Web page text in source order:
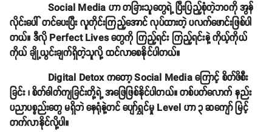
Social Media ဟာ တခြားသူတွေရဲ့ ပြီးပြည့်စုံတဲ့ဘဝကို အွန်
လိုင်းပေါ် တင်ပေးပြီး လူတိုင်းကြည့်အောင် လုပ်ထားတဲ့ ပလက်ဖောင်းဖြစ်ပါ
တယ်။ ဒီလို Perfect Lives တွေကို ကြည့်ရင်း ကြည့်ရင်းနဲ့ ကိုယ့်ကိုယ်
ကိုယ် ချို့ယွင်းချက်ရှိတဲ့သူလို့ ထင်လာစေနိုင်ပါတယ်။
Digital Detox ကတော့ Social Media ကြောင့် စိတ်ဖိစီး
ခြင်း ၊ စိတ်ဓါတ်ကျခြင်းတို့ရဲ့ အဖြေဖြစ်နိုင်ပါတယ်။ တစ်ပတ်လောက် နည်း
ပညာပစ္စည်းတွေ မရှိဘဲ နေရုံနဲ့တင် ပျော်ရွှင်မှု Level ဟာ ၃ ဆကျော် မြင့်
တက်လာနိုင်လို့ပါ။